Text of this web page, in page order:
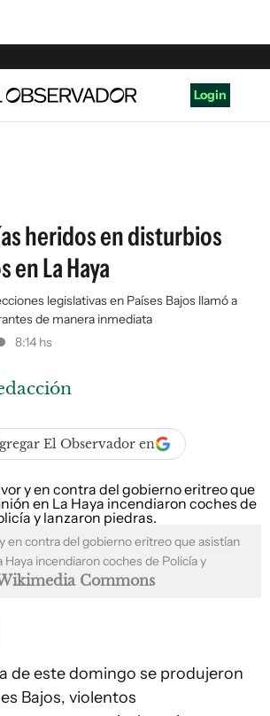
Login
heridos en disturbios
La Haya
legislativas en Países Bajos llamó a
de manera inmediata
8:14 hs
El Observador en
en contra del gobierno eritreo que asistían
Haya incendiaron coches de Policía y
Commons
de este domingo se produjeron
Bajos, violentos